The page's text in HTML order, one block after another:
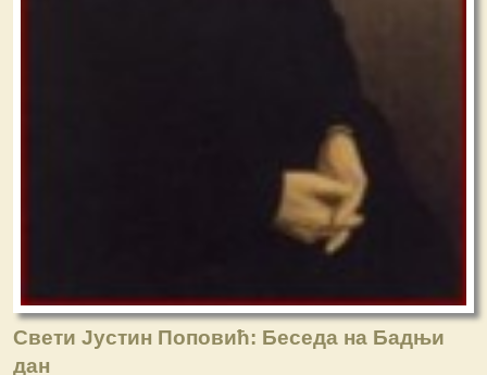
Свети Јустин Поповић: Беседа на Бадњи
дан